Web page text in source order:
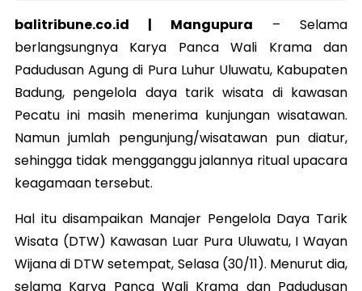
balitribune.co.id | Mangupura – Selama
berlangsungnya Karya Panca Wali Krama dan
Padudusan Agung di Pura Luhur Uluwatu, Kabupaten
Badung, pengelola daya tarik wisata di kawasan
Pecatu ini masih menerima kunjungan wisatawan.
Namun jumlah pengunjung/wisatawan pun diatur,
sehingga tidak mengganggu jalannya ritual upacara
keagamaan tersebut.
Hal itu disampaikan Manajer Pengelola Daya Tarik
Wisata (DTW) Kawasan Luar Pura Uluwatu, I Wayan
Wijana di DTW setempat, Selasa (30/11). Menurut dia,
selama Karya Panca Wali Krama dan Padudusan